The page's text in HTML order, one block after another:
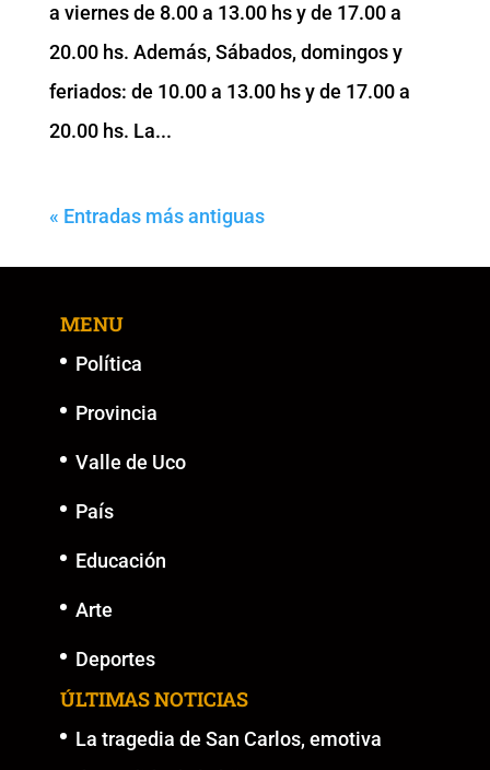
a viernes de 8.00 a 13.00 hs y de 17.00 a
20.00 hs. Además, Sábados, domingos y
feriados: de 10.00 a 13.00 hs y de 17.00 a
20.00 hs. La...
« Entradas más antiguas
MENU
Política
Provincia
Valle de Uco
País
Educación
Arte
Deportes
ÚLTIMAS NOTICIAS
La tragedia de San Carlos, emotiva